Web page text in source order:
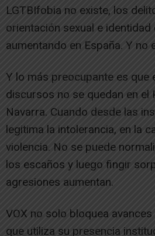
LGTBIfobia no existe, los
orientación sexual e
aumentando en España. Y no
Y lo más preocupante es que
discursos no se quedan en el
Navarra. Cuando desde las
legitima la intolerancia, en la
violencia. No se puede
los escaños y luego fingir
agresiones aumentan.
VOX no solo bloquea
que utiliza su presencia